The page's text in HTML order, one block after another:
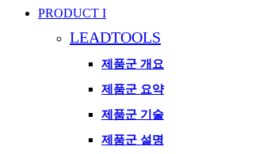
PRODUCT I
LEADTOOLS
제품군 개요
제품군 요약
제품군 기술
제품군 설명